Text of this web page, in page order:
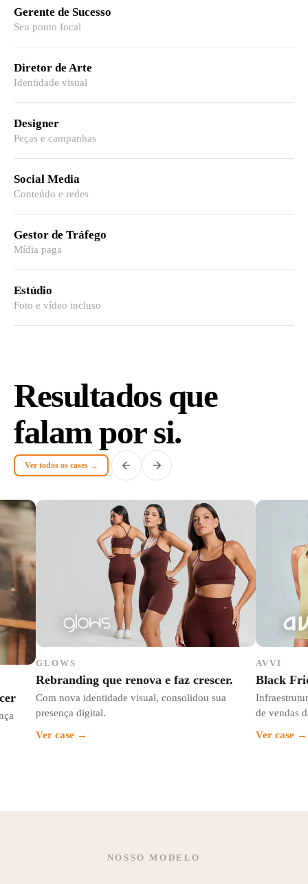
Gerente de Sucesso
Seu ponto focal
Diretor de Arte
Identidade visual
Designer
Peças e campanhas
Social Media
Conteúdo e redes
Gestor de Tráfego
Mídia paga
Estúdio
Foto e vídeo incluso
Resultados que
falam por si.
Ver todos os cases →
GLOWS
Rebranding que renova e faz crescer.
Com nova identidade visual, consolidou sua
presença digital.
Ver case →
AVVI
Black
de vendas
Ver case →
NOSSO MODELO